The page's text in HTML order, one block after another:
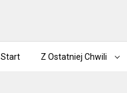
Start Z Ostatniej Chwili